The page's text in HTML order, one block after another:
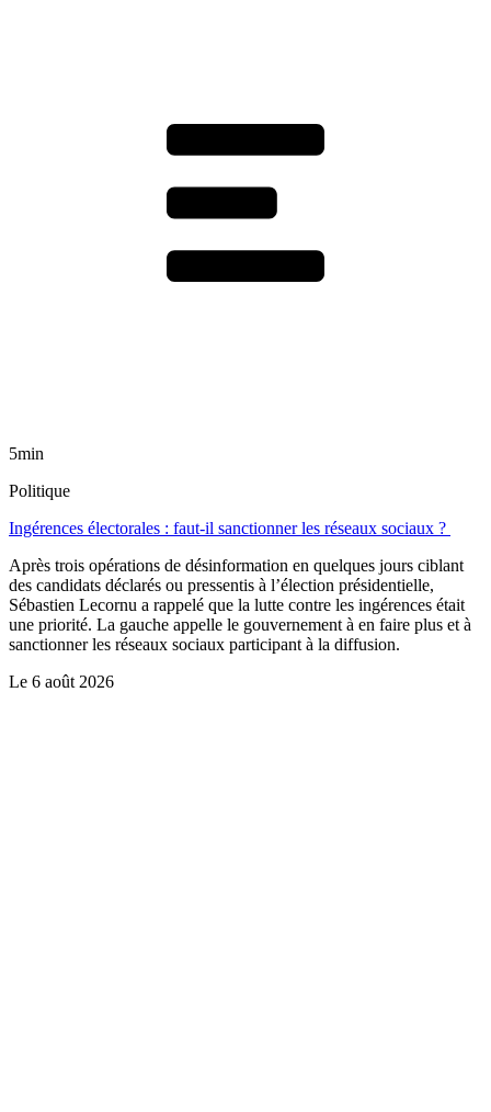
5min
Politique
Ingérences électorales : faut-il sanctionner les réseaux sociaux ?
Après trois opérations de désinformation en quelques jours ciblant
des candidats déclarés ou pressentis à l’élection présidentielle,
Sébastien Lecornu a rappelé que la lutte contre les ingérences était
une priorité. La gauche appelle le gouvernement à en faire plus et à
sanctionner les réseaux sociaux participant à la diffusion.
Le 6 août 2026